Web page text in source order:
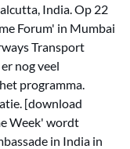
India. Op 22
Forum' in Mumbai
Transport
nog veel
programma.
[download
Week' wordt
in India in